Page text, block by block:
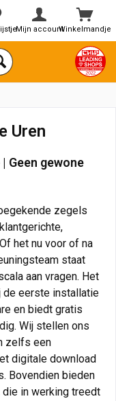
Winkelmandje
Mijn account
Uren
Geen gewone
zegels
het nu voor of na
staat
aan vragen. Het
de eerste installatie
en biedt gratis
Wij stellen ons
zelfs een
digitale download
Bovendien bieden
in werking treedt